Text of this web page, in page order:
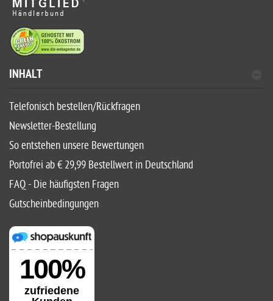
INHALT
Telefonisch bestellen/Rückfragen
Newsletter-Bestellung
So entstehen unsere Bewertungen
Portofrei ab € 29,99 Bestellwert in Deutschland
FAQ - Die häufigsten Fragen
Gutscheinbedingungen